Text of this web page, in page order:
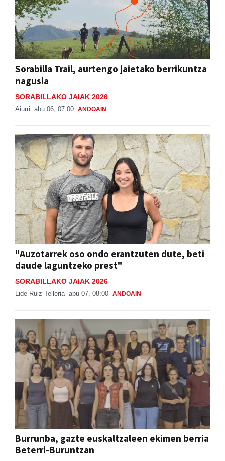
Sorabilla Trail, aurtengo jaietako berrikuntza
nagusia
SORABILLAKO JAIAK 2026
Aiurri abu 06, 07:00 ANDOAIN
"Auzotarrek oso ondo erantzuten dute, beti
daude laguntzeko prest"
SORABILLAKO JAIAK 2026
Lide Ruiz Telleria abu 07, 08:00 ANDOAIN
Burrunba, gazte euskaltzaleen ekimen berria
Beterri-Buruntzan